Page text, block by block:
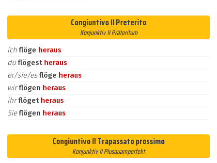
Congiuntivo II Preterito
Konjunktiv II Präteritum
ich flöge heraus
du flögest heraus
er/sie/esflöge heraus
wirflögen heraus
ihrflöget heraus
Sieflögen heraus
Congiuntivo II Trapassato prossimo
Konjunktiv II Plusquamperfekt